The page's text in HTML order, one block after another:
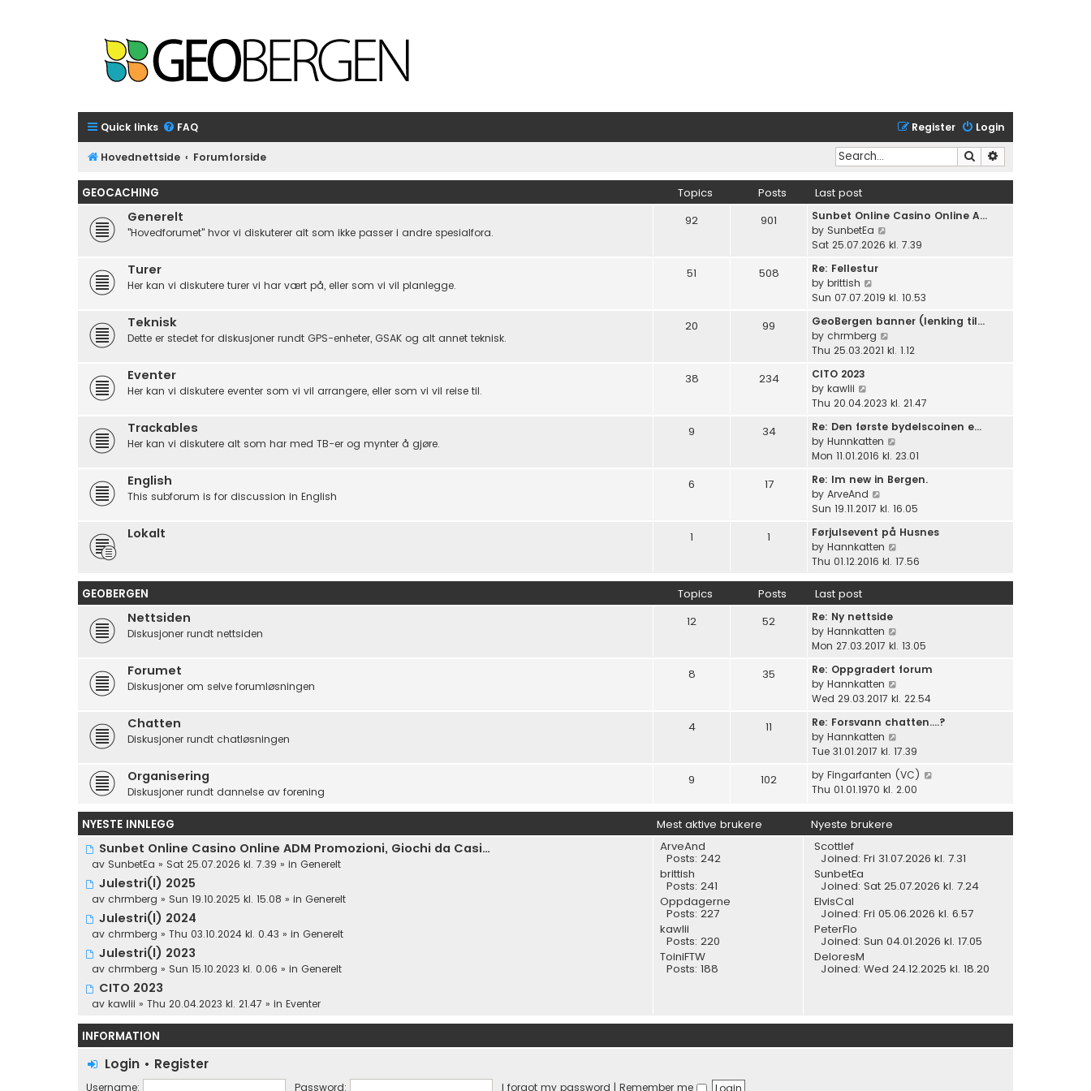
Quick links FAQ Login
Register
Hovednettside Forumforside Search
GEOCACHING Topics Posts Last post
Generelt
"Hovedforumet" hvor vi diskuterer alt som ikke passer i andre spesialfora.
92 901
Sunbet Online Casino Online A…
by SunbetEa
i
h
e
l
a
o
s
t
Sat 25.07.2026 kl. 7.39
Turer
Her kan vi diskutere turer vi har vært på, eller som vi vil planlegge.
51 508
Re: Fellestur
by brittish
i
w
t
h
a
e
s
t
p
o
s
t
Sun 07.07.2019 kl. 10.53
Teknisk
Dette er stedet for diskusjoner rundt GPS-enheter, GSAK og alt annet teknisk.
20 99
GeoBergen banner (lenking til…
by chrmberg
i
h
e
l
a
e
p
o
s
t
Thu 25.03.2021 kl. 1.12
Eventer
Her kan vi diskutere eventer som vi vil arrangere, eller som vi vil reise til.
38 234
CITO 2023
by kawlii
i
w
t
h
e
l
a
e
s
t
s
t
Thu 20.04.2023 kl. 21.47
Trackables
Her kan vi diskutere alt som har med TB-er og mynter å gjøre.
9 34
Re: Den første bydelscoinen e…
by Hunnkatten
i
w
h
e
a
o
Mon 11.01.2016 kl. 23.01
English
This subforum is for discussion in English
6 17
Re: Im new in Bergen.
by ArveAnd
i
w
t
h
e
a
t
e
s
t
p
o
Sun 19.11.2017 kl. 16.05
Lokalt 1 1
Førjulsevent på Husnes
by Hannkatten
i
t
l
a
t
e
s
t
o
s
t
Thu 01.12.2016 kl. 17.56
GEOBERGEN Topics Posts Last post
Nettsiden
Diskusjoner rundt nettsiden
12 52
Re: Ny nettside
by Hannkatten
w
h
e
a
e
s
o
t
Mon 27.03.2017 kl. 13.05
Forumet
Diskusjoner om selve forumløsningen
8 35
Re: Oppgradert forum
by Hannkatten
i
w
h
e
l
t
t
o
t
Wed 29.03.2017 kl. 22.54
Chatten
Diskusjoner rundt chatløsningen
4 11
Re: Forsvann chatten....?
by Hannkatten
i
e
w
t
h
l
a
e
t
o
t
Tue 31.01.2017 kl. 17.39
Organisering
Diskusjoner rundt dannelse av forening
9 102 by Fingarfanten (VC)
t
e
a
e
s
t
p
Thu 01.01.1970 kl. 2.00
NYESTE INNLEGG Mest aktive brukere Nyeste brukere
Sunbet Online Casino Online ADM Promozioni, Giochi da Casi…
av SunbetEa » Sat 25.07.2026 kl. 7.39 » in Generelt
Julestri(l) 2025
av chrmberg » Sun 19.10.2025 kl. 15.08 » in Generelt
Julestri(l) 2024
av chrmberg » Thu 03.10.2024 kl. 0.43 » in Generelt
Julestri(l) 2023
av chrmberg » Sun 15.10.2023 kl. 0.06 » in Generelt
CITO 2023
av kawlii » Thu 20.04.2023 kl. 21.47 » in Eventer
ArveAnd
Posts: 242
brittish
Posts: 241
Oppdagerne
Posts: 227
kawlii
Posts: 220
ToiniFTW
Posts: 188
Scottlef
Joined: Fri 31.07.2026 kl. 7.31
SunbetEa
Joined: Sat 25.07.2026 kl. 7.24
ElvisCal
Joined: Fri 05.06.2026 kl. 6.57
PeterFlo
Joined: Sun 04.01.2026 kl. 17.05
DeloresM
Joined: Wed 24.12.2025 kl. 18.20
INFORMATION
Login • Register
Username: Password: I forgot my password | Remember me